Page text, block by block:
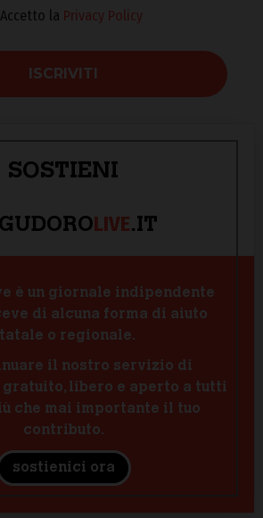
Accetto la Privacy Policy
SOSTIENI
LIVE.IT
è un giornale indipendente
di alcuna forma di aiuto
o regionale.
il nostro servizio di
libero e aperto a tutti
che mai importante il tuo
contributo.
sostienici ora